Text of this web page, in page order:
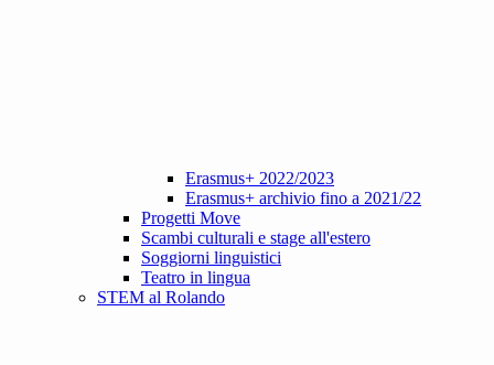
Erasmus+ 2022/2023
Erasmus+ archivio fino a 2021/22
Progetti Move
Scambi culturali e stage all'estero
Soggiorni linguistici
Teatro in lingua
STEM al Rolando